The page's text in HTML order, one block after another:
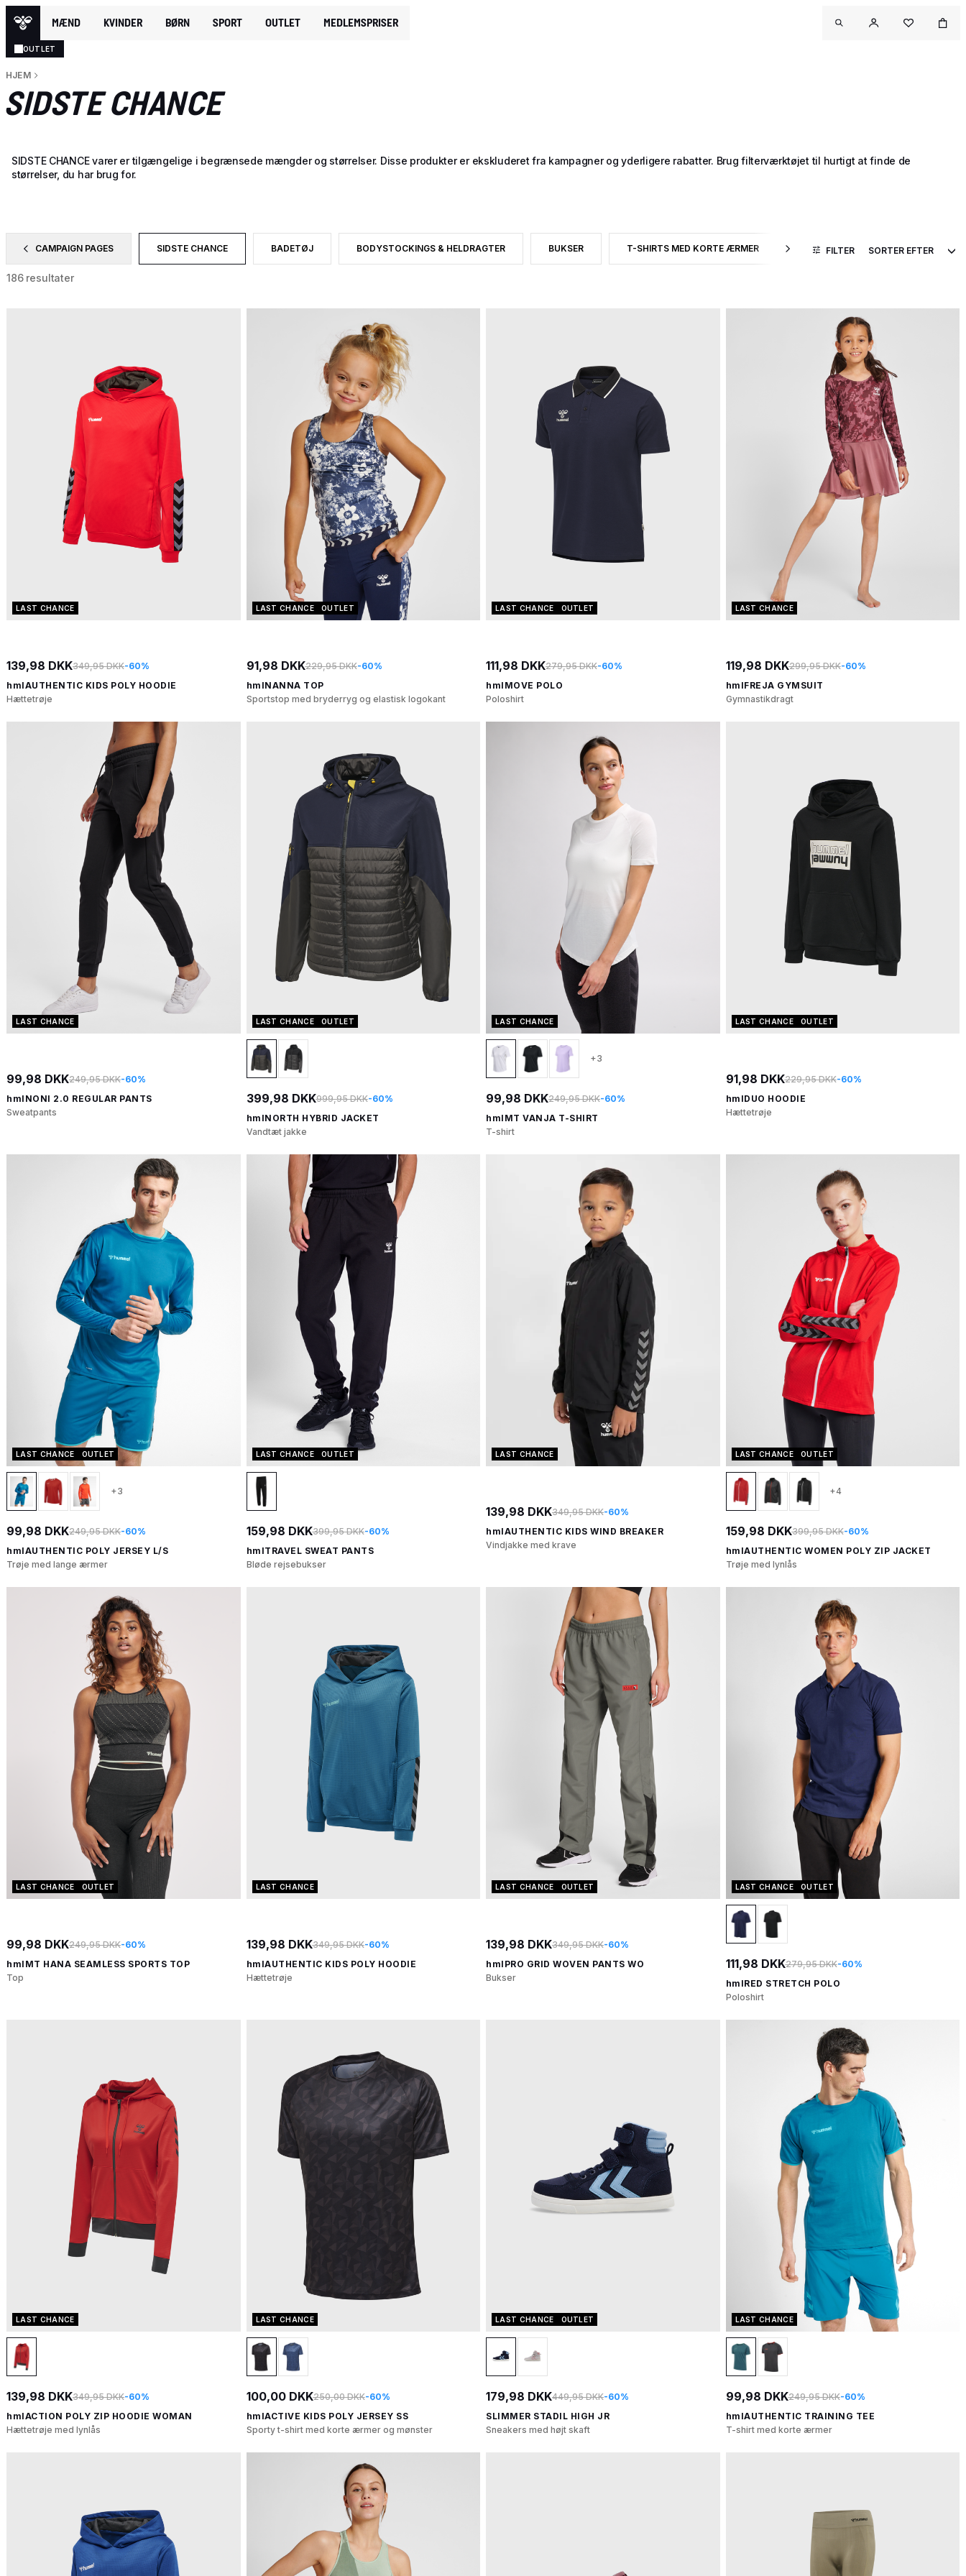
MÆND KVINDER BØRN SPORT OUTLET MEDLEMSPRISER
OUTLET
HJEM
SIDSTE CHANCE
SIDSTE CHANCE varer er tilgængelige i begrænsede mængder og størrelser. Disse produkter er ekskluderet fra kampagner og yderligere rabatter. Brug filterværktøjet til hurtigt at finde de
størrelser, du har brug for.
CAMPAIGN PAGES
FILTRER EFTER CATEGORY: CAMPAIGN PAGES
SIDSTE CHANCEVALGT I ØJEBLIKKET FILTRERES EFTER CATEGORY: SIDSTE CHANCE
BADETØJ
FILTRER EFTER PRODUKTTYPE: BADETØJ
BODYSTOCKINGS & HELDRAGTER
FILTRER EFTER PRODUKTTYPE: BODYSTOCKINGS & HELDRAGTER
BUKSER
FILTRER EFTER PRODUKTTYPE: BUKSER
T-SHIRTS MED KORTE ÆRMER
FILTRER EFTER PRODUKTTYPE: T-SHIRTS MED KORTE ÆRMER
HÆTTETRØJER
FILTRER EFTER PRODUKTTYPE:
FILTRER
FILTER
186 resultater
LAST CHANCE
139,98 DKK349,95 DKK-60%
hmlAUTHENTIC KIDS POLY HOODIE
Hættetrøje
LAST CHANCE OUTLET
91,98 DKK229,95 DKK-60%
hmlNANNA TOP
Sportstop med bryderryg og elastisk logokant
LAST CHANCE OUTLET
111,98 DKK279,95 DKK-60%
hmlMOVE POLO
Poloshirt
LAST CHANCE
119,98 DKK299,95 DKK-60%
hmlFREJA GYMSUIT
Gymnastikdragt
LAST CHANCE
99,98 DKK249,95 DKK-60%
hmlNONI 2.0 REGULAR PANTS
Sweatpants
LAST CHANCE OUTLET
399,98 DKK999,95 DKK-60%
hmlNORTH HYBRID JACKET
Vandtæt jakke
LAST CHANCE
+3
99,98 DKK249,95 DKK-60%
hmlMT VANJA T-SHIRT
T-shirt
LAST CHANCE OUTLET
91,98 DKK229,95 DKK-60%
hmlDUO HOODIE
Hættetrøje
LAST CHANCE OUTLET
+3
99,98 DKK249,95 DKK-60%
hmlAUTHENTIC POLY JERSEY L/S
Trøje med lange ærmer
LAST CHANCE OUTLET
159,98 DKK399,95 DKK-60%
hmlTRAVEL SWEAT PANTS
Bløde rejsebukser
LAST CHANCE
139,98 DKK349,95 DKK-60%
hmlAUTHENTIC KIDS WIND BREAKER
Vindjakke med krave
LAST CHANCE OUTLET
+4
159,98 DKK399,95 DKK-60%
hmlAUTHENTIC WOMEN POLY ZIP JACKET
Trøje med lynlås
LAST CHANCE OUTLET
99,98 DKK249,95 DKK-60%
hmlMT HANA SEAMLESS SPORTS TOP
Top
LAST CHANCE
139,98 DKK349,95 DKK-60%
hmlAUTHENTIC KIDS POLY HOODIE
Hættetrøje
LAST CHANCE OUTLET
139,98 DKK349,95 DKK-60%
hmlPRO GRID WOVEN PANTS WO
Bukser
LAST CHANCE OUTLET
111,98 DKK279,95 DKK-60%
hmlRED STRETCH POLO
Poloshirt
LAST CHANCE
139,98 DKK349,95 DKK-60%
hmlACTION POLY ZIP HOODIE WOMAN
Hættetrøje med lynlås
LAST CHANCE
100,00 DKK250,00 DKK-60%
hmlACTIVE KIDS POLY JERSEY SS
Sporty t-shirt med korte ærmer og mønster
LAST CHANCE OUTLET
179,98 DKK449,95 DKK-60%
SLIMMER STADIL HIGH JR
Sneakers med højt skaft
LAST CHANCE
99,98 DKK249,95 DKK-60%
hmlAUTHENTIC TRAINING TEE
T-shirt med korte ærmer